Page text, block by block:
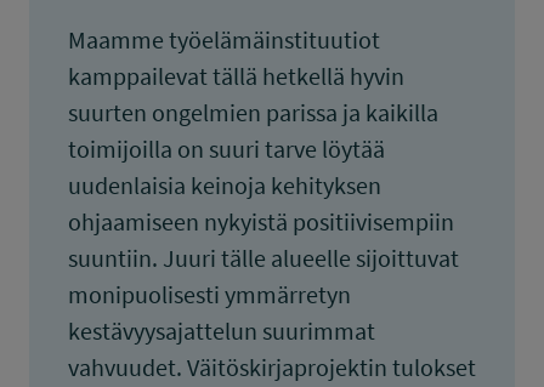
Maamme työelämäinstituutiot
kamppailevat tällä hetkellä hyvin
suurten ongelmien parissa ja kaikilla
toimijoilla on suuri tarve löytää
uudenlaisia keinoja kehityksen
ohjaamiseen nykyistä positiivisempiin
suuntiin. Juuri tälle alueelle sijoittuvat
monipuolisesti ymmärretyn
kestävyysajattelun suurimmat
vahvuudet. Väitöskirjaprojektin tulokset